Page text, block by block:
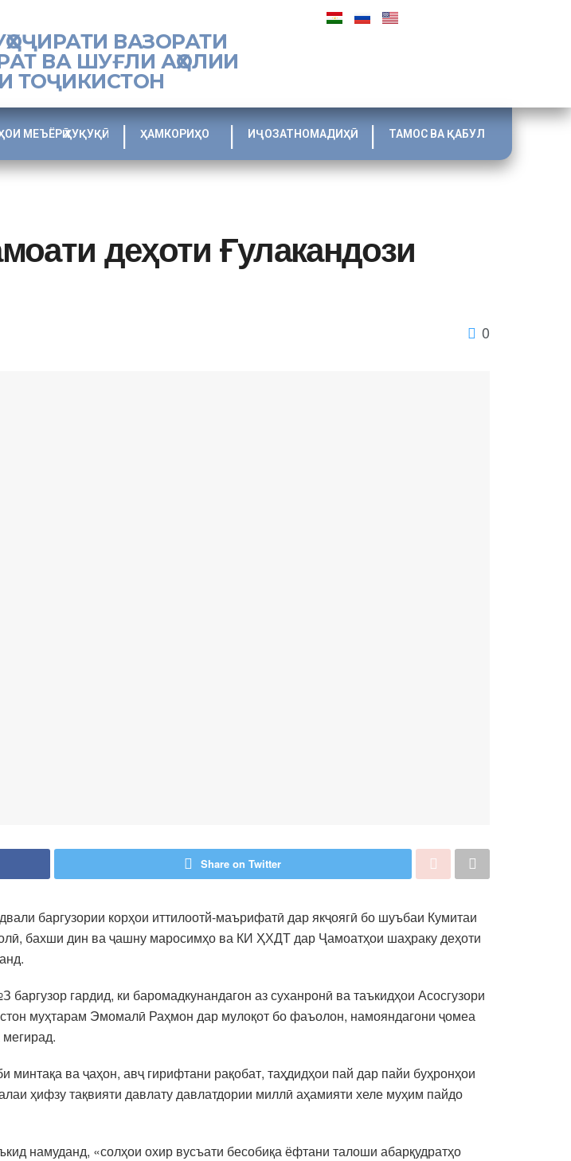
ВАЗОРАТИ
ВА ШУҒЛИ АҲОЛИИ
ТОҶИКИСТОН
МЕЪЁРӢ ҲУҚУҚӢ ҲАМКОРИҲО ИҶОЗАТНОМАДИҲӢ ТАМОС ВА ҚАБУЛ
деҳоти Ғулакандози
0
Share on Twitter
баргузории корҳои иттилоотй-маърифатӣ дар якҷоягӣ бо шуъбаи Кумитаи
бахши дин ва ҷашну маросимҳо ва КИ ҲХДТ дар Ҷамоатҳои шаҳраку деҳоти
гардид, ки баромадкунандагон аз суханронӣ ва таъкидҳои Асосгузори
муҳтарам Эмомалӣ Раҳмон дар мулоқот бо фаъолон, намояндагони ҷомеа
ва ҷаҳон, авҷ гирифтани рақобат, таҳдидҳои пай дар пайи буҳронҳои
ҳифзу тақвияти давлату давлатдории миллӣ аҳамияти хеле муҳим пайдо
намуданд, «солҳои охир вусъати бесобиқа ёфтани талоши абарқудратҳо